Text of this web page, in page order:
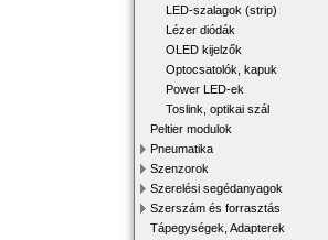
LED-szalagok (strip)
Lézer diódák
OLED kijelzők
Optocsatolók, kapuk
Power LED-ek
Toslink, optikai szál
Peltier modulok
Pneumatika
Szenzorok
Szerelési segédanyagok
Szerszám és forrasztás
Tápegységek, Adapterek